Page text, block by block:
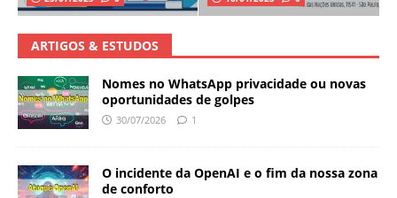
ARTIGOS & ESTUDOS
Nomes no WhatsApp privacidade ou novas
oportunidades de golpes
30/07/2026 1
O incidente da OpenAI e o fim da nossa zona
de conforto